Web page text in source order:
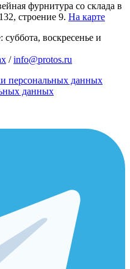
фурнитура со склада в
строение 9. На карте
воскресенье и
/info@protos.ru
персональных данных
данных